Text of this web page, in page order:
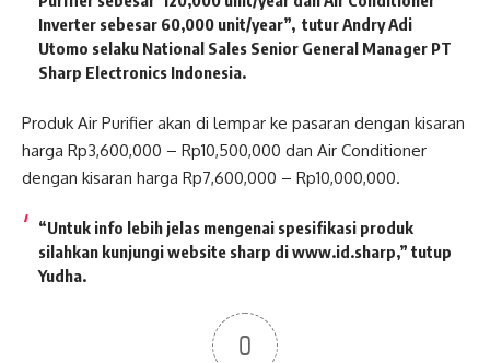
Inverter sebesar 60,000 unit/year”, tutur Andry Adi
Utomo selaku National Sales Senior General Manager PT
Sharp Electronics Indonesia.
Produk Air Purifier akan di lempar ke pasaran dengan kisaran
harga Rp3,600,000 – Rp10,500,000 dan Air Conditioner
dengan kisaran harga Rp7,600,000 – Rp10,000,000.
“Untuk info lebih jelas mengenai spesifikasi produk
silahkan kunjungi website sharp di www.id.sharp,” tutup
Yudha.
0